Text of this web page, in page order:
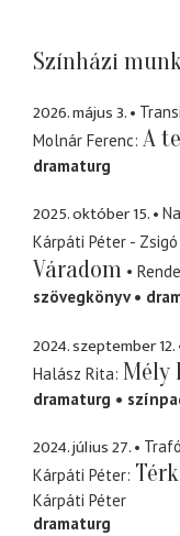
Színházi
2026. május 3.
Molnár Ferenc A
dramaturg
2025. október 15.
Kárpáti Péter -
Váradom
szövegkönyv
2024. szeptember 12.
Halász Rita Mély
dramaturg
2024. július 27.
Trafó
Kárpáti Péter
Kárpáti Péter
dramaturg